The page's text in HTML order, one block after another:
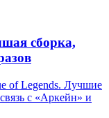
сборка,
of Legends. Лучшие
с «Аркейн» и